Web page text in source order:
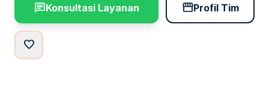
chatKonsultasi Layanan storefrontProfil Tim
favorite